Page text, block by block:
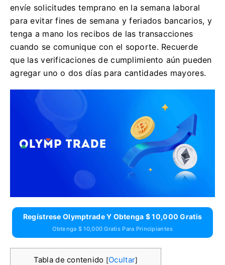
envíe solicitudes temprano en la semana laboral
para evitar fines de semana y feriados bancarios, y
tenga a mano los recibos de las transacciones
cuando se comunique con el soporte. Recuerde
que las verificaciones de cumplimiento aún pueden
agregar uno o dos días para cantidades mayores.
Regístrese Olymptrade Y Obtenga $ 10,000 Gratis
Obtenga $ 10,000 Gratis Para Principiantes
Tabla de contenido [Ocultar]